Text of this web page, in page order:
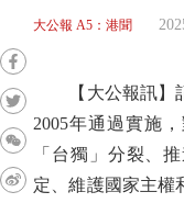
大公報 A5：港聞
【大公報訊】記
2005年通過實施
「台獨」分裂、
定、維護國家主權